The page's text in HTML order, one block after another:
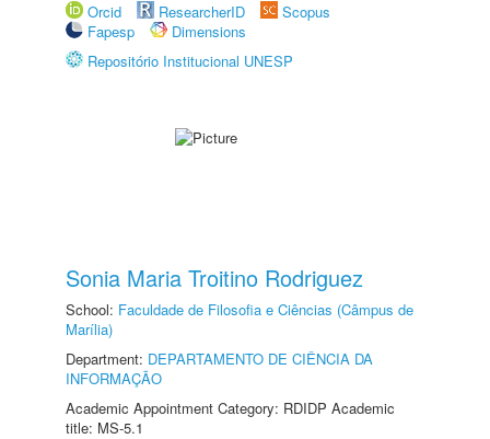
Orcid
ResearcherID
Scopus
Fapesp
Dimensions
Repositório Institucional UNESP
Sonia Maria Troitino Rodriguez
School: Faculdade de Filosofia e Ciências (Câmpus de
Marília)
Department: DEPARTAMENTO DE CIÊNCIA DA
INFORMAÇÃO
Academic Appointment Category: RDIDP Academic
title: MS-5.1